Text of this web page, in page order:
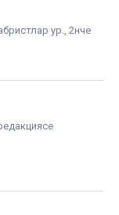
ур., 2нче